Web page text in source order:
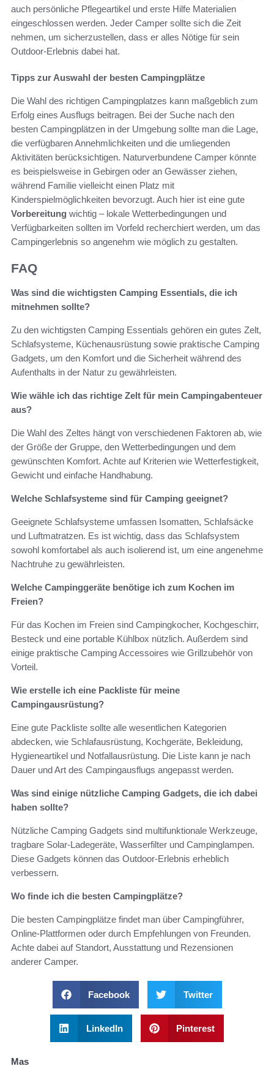
auch persönliche Pflegeartikel und erste Hilfe Materialien
eingeschlossen werden. Jeder Camper sollte sich die Zeit
nehmen, um sicherzustellen, dass er alles Nötige für sein
Outdoor-Erlebnis dabei hat.
Tipps zur Auswahl der besten Campingplätze
Die Wahl des richtigen Campingplatzes kann maßgeblich zum
Erfolg eines Ausflugs beitragen. Bei der Suche nach den
besten Campingplätzen in der Umgebung sollte man die Lage,
die verfügbaren Annehmlichkeiten und die umliegenden
Aktivitäten berücksichtigen. Naturverbundene Camper könnte
es beispielsweise in Gebirgen oder an Gewässer ziehen,
während Familie vielleicht einen Platz mit
Kinderspielmöglichkeiten bevorzugt. Auch hier ist eine gute
Vorbereitung wichtig – lokale Wetterbedingungen und
Verfügbarkeiten sollten im Vorfeld recherchiert werden, um das
Campingerlebnis so angenehm wie möglich zu gestalten.
FAQ
Was sind die wichtigsten Camping Essentials, die ich
mitnehmen sollte?
Zu den wichtigsten Camping Essentials gehören ein gutes Zelt,
Schlafsysteme, Küchenausrüstung sowie praktische Camping
Gadgets, um den Komfort und die Sicherheit während des
Aufenthalts in der Natur zu gewährleisten.
Wie wähle ich das richtige Zelt für mein Campingabenteuer
aus?
Die Wahl des Zeltes hängt von verschiedenen Faktoren ab, wie
der Größe der Gruppe, den Wetterbedingungen und dem
gewünschten Komfort. Achte auf Kriterien wie Wetterfestigkeit,
Gewicht und einfache Handhabung.
Welche Schlafsysteme sind für Camping geeignet?
Geeignete Schlafsysteme umfassen Isomatten, Schlafsäcke
und Luftmatratzen. Es ist wichtig, dass das Schlafsystem
sowohl komfortabel als auch isolierend ist, um eine angenehme
Nachtruhe zu gewährleisten.
Welche Campinggeräte benötige ich zum Kochen im
Freien?
Für das Kochen im Freien sind Campingkocher, Kochgeschirr,
Besteck und eine portable Kühlbox nützlich. Außerdem sind
einige praktische Camping Accessoires wie Grillzubehör von
Vorteil.
Wie erstelle ich eine Packliste für meine
Campingausrüstung?
Eine gute Packliste sollte alle wesentlichen Kategorien
abdecken, wie Schlafausrüstung, Kochgeräte, Bekleidung,
Hygieneartikel und Notfallausrüstung. Die Liste kann je nach
Dauer und Art des Campingausflugs angepasst werden.
Was sind einige nützliche Camping Gadgets, die ich dabei
haben sollte?
Nützliche Camping Gadgets sind multifunktionale Werkzeuge,
tragbare Solar-Ladegeräte, Wasserfilter und Campinglampen.
Diese Gadgets können das Outdoor-Erlebnis erheblich
verbessern.
Wo finde ich die besten Campingplätze?
Die besten Campingplätze findet man über Campingführer,
Online-Plattformen oder durch Empfehlungen von Freunden.
Achte dabei auf Standort, Ausstattung und Rezensionen
anderer Camper.
Facebook Twitter
LinkedIn Pinterest
Mas